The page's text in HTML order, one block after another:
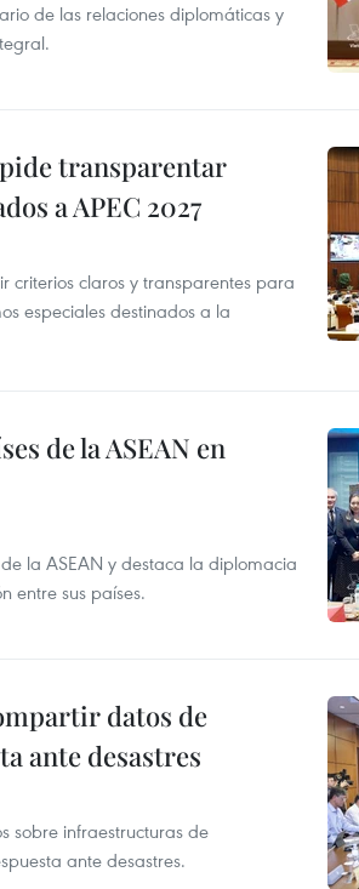
de las relaciones diplomáticas y
transparentar
a APEC 2027
criterios claros y transparentes para
especiales destinados a la
de la ASEAN en
la ASEAN y destaca la diplomacia
entre sus países.
datos de
ante desastres
sobre infraestructuras de
ante desastres.